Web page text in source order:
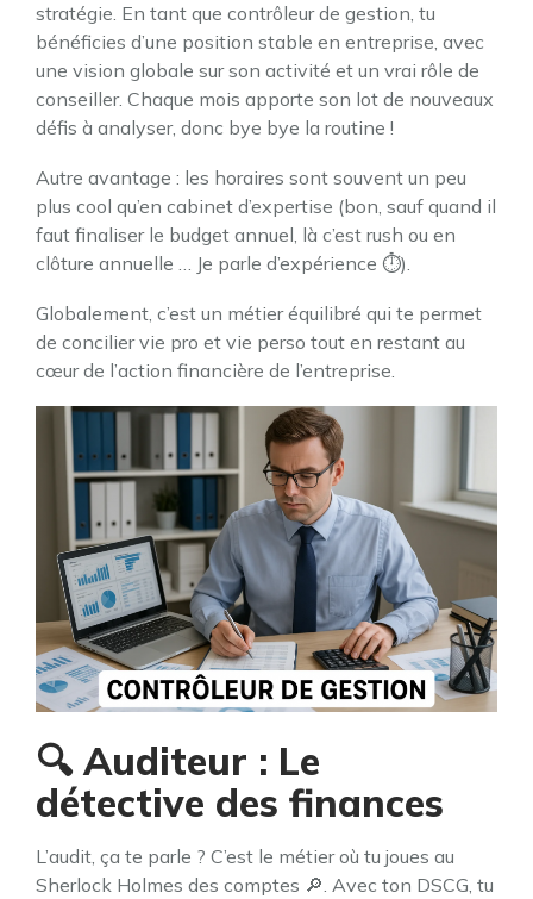
stratégie. En tant que contrôleur de gestion, tu
bénéficies d’une position stable en entreprise, avec
une vision globale sur son activité et un vrai rôle de
conseiller. Chaque mois apporte son lot de nouveaux
défis à analyser, donc bye bye la routine !
Autre avantage : les horaires sont souvent un peu
plus cool qu’en cabinet d’expertise (bon, sauf quand il
faut finaliser le budget annuel, là c’est rush ou en
clôture annuelle … Je parle d’expérience ⏱️).
Globalement, c’est un métier équilibré qui te permet
de concilier vie pro et vie perso tout en restant au
cœur de l’action financière de l’entreprise.
🔍 Auditeur : Le
détective des finances
L’audit, ça te parle ? C’est le métier où tu joues au
Sherlock Holmes des comptes 🔎. Avec ton DSCG, tu